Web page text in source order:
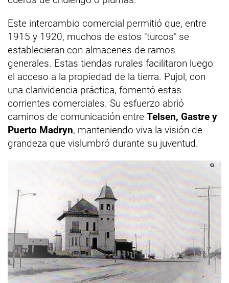
Este intercambio comercial permitió que, entre
1915 y 1920, muchos de estos "turcos" se
establecieran con almacenes de ramos
generales. Estas tiendas rurales facilitaron luego
el acceso a la propiedad de la tierra. Pujol, con
una clarividencia práctica, fomentó estas
corrientes comerciales. Su esfuerzo abrió
caminos de comunicación entre Telsen, Gastre y
Puerto Madryn, manteniendo viva la visión de
grandeza que vislumbró durante su juventud.